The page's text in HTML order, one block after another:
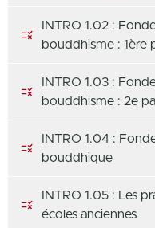
INTRO 1.02 :
bouddhisme : 1ère
INTRO 1.03 :
bouddhisme : 2e
INTRO 1.04 :
bouddhique
INTRO 1.05 : Les
écoles anciennes